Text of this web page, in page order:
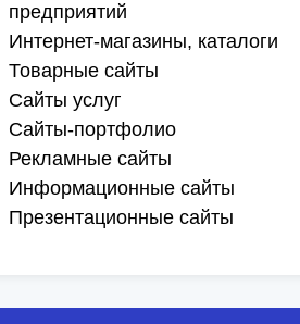
предприятий
Интернет-магазины, каталоги
Товарные сайты
Сайты услуг
Сайты-портфолио
Рекламные сайты
Информационные сайты
Презентационные сайты